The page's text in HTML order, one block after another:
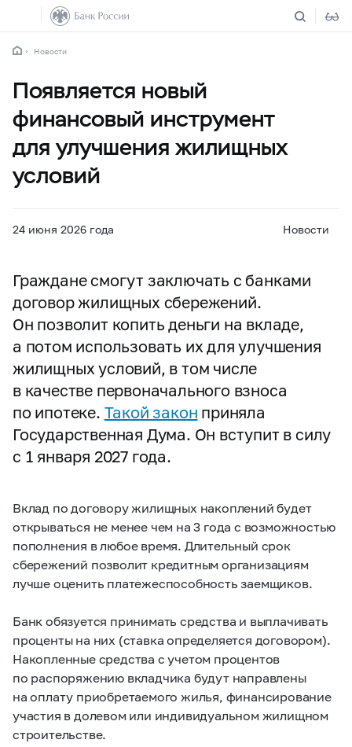
Новости
Появляется новый
финансовый инструмент
для улучшения жилищных
условий
24 июня 2026 года Новости
Граждане смогут заключать с банками
договор жилищных сбережений.
Он позволит копить деньги на вкладе,
а потом использовать их для улучшения
жилищных условий, в том числе
в качестве первоначального взноса
по ипотеке. Такой закон приняла
Государственная Дума. Он вступит в силу
с 1 января 2027 года.
Вклад по договору жилищных накоплений будет
открываться не менее чем на 3 года с возможностью
пополнения в любое время. Длительный срок
сбережений позволит кредитным организациям
лучше оценить платежеспособность заемщиков.
Банк обязуется принимать средства и выплачивать
проценты на них (ставка определяется договором).
Накопленные средства с учетом процентов
по распоряжению вкладчика будут направлены
на оплату приобретаемого жилья, финансирование
участия в долевом или индивидуальном жилищном
строительстве.